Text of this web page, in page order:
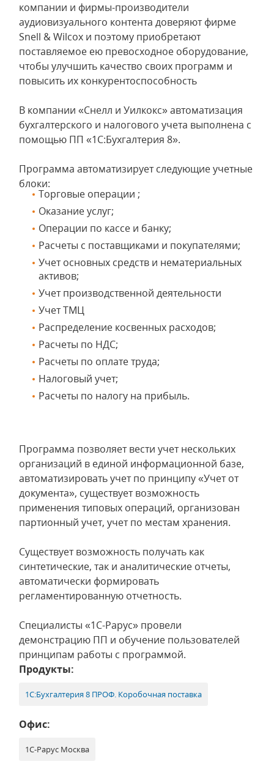
компании и фирмы-производители
аудиовизуального контента доверяют фирме
Snell & Wilcox и поэтому приобретают
поставляемое ею превосходное оборудование,
чтобы улучшить качество своих программ и
повысить их конкурентоспособность
В компании «Снелл и Уилкокс» автоматизация
бухгалтерского и налогового учета выполнена с
помощью ПП «1С:Бухгалтерия 8».
Программа автоматизирует следующие учетные
блоки:
Торговые операции ;
Оказание услуг;
Операции по кассе и банку;
Расчеты с поставщиками и покупателями;
Учет основных средств и нематериальных
активов;
Учет производственной деятельности
Учет ТМЦ
Распределение косвенных расходов;
Расчеты по НДС;
Расчеты по оплате труда;
Налоговый учет;
Расчеты по налогу на прибыль.
Программа позволяет вести учет нескольких
организаций в единой информационной базе,
автоматизировать учет по принципу «Учет от
документа», существует возможность
применения типовых операций, организован
партионный учет, учет по местам хранения.
Существует возможность получать как
синтетические, так и аналитические отчеты,
автоматически формировать
регламентированную отчетность.
Специалисты «1С-Рарус» провели
демонстрацию ПП и обучение пользователей
принципам работы с программой.
Продукты:
1С:Бухгалтерия 8 ПРОФ. Коробочная поставка
Офис:
1С-Рарус Москва